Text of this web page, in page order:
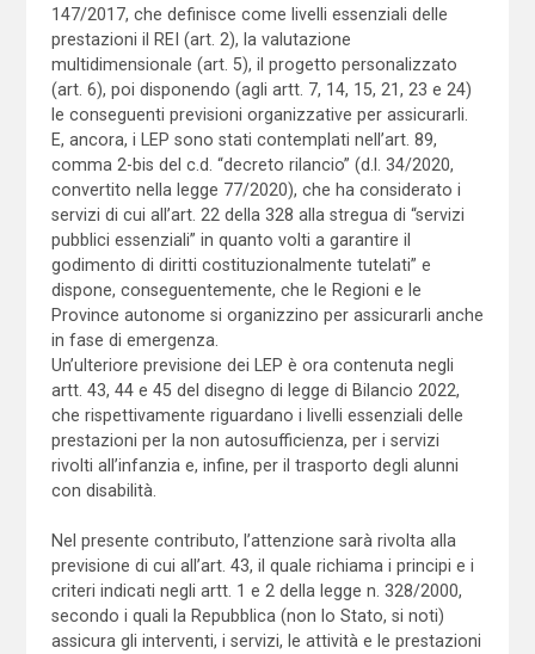
147/2017, che definisce come livelli essenziali delle
prestazioni il REI (art. 2), la valutazione
multidimensionale (art. 5), il progetto personalizzato
(art. 6), poi disponendo (agli artt. 7, 14, 15, 21, 23 e 24)
le conseguenti previsioni organizzative per assicurarli.
E, ancora, i LEP sono stati contemplati nell’art. 89,
comma 2-bis del c.d. “decreto rilancio” (d.l. 34/2020,
convertito nella legge 77/2020), che ha considerato i
servizi di cui all’art. 22 della 328 alla stregua di “servizi
pubblici essenziali” in quanto volti a garantire il
godimento di diritti costituzionalmente tutelati” e
dispone, conseguentemente, che le Regioni e le
Province autonome si organizzino per assicurarli anche
in fase di emergenza.
Un’ulteriore previsione dei LEP è ora contenuta negli
artt. 43, 44 e 45 del disegno di legge di Bilancio 2022,
che rispettivamente riguardano i livelli essenziali delle
prestazioni per la non autosufficienza, per i servizi
rivolti all’infanzia e, infine, per il trasporto degli alunni
con disabilità.
Nel presente contributo, l’attenzione sarà rivolta alla
previsione di cui all’art. 43, il quale richiama i principi e i
criteri indicati negli artt. 1 e 2 della legge n. 328/2000,
secondo i quali la Repubblica (non lo Stato, si noti)
assicura gli interventi, i servizi, le attività e le prestazioni